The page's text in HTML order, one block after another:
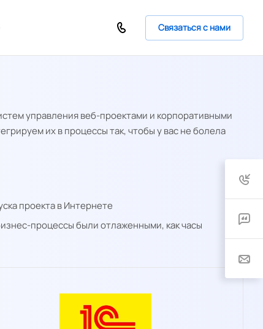
Связаться с нами
управления веб-проектами и корпоративными
их в процессы так, чтобы у вас не болела
проекта в Интернете
процессы были отлаженными, как часы